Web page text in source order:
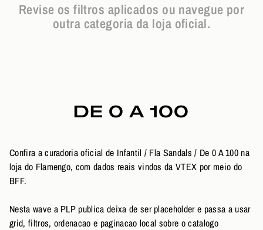
Revise os filtros aplicados ou navegue por
outra categoria da loja oficial.
DE 0 A 100
Confira a curadoria oficial de Infantil / Fla Sandals / De 0 A 100 na
loja do Flamengo, com dados reais vindos da VTEX por meio do
BFF.
Nesta wave a PLP publica deixa de ser placeholder e passa a usar
grid, filtros, ordenacao e paginacao local sobre o catalogo